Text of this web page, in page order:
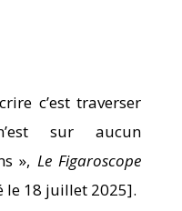
c’est traverser
sur aucun
», Le Figaroscope
le 18 juillet 2025].